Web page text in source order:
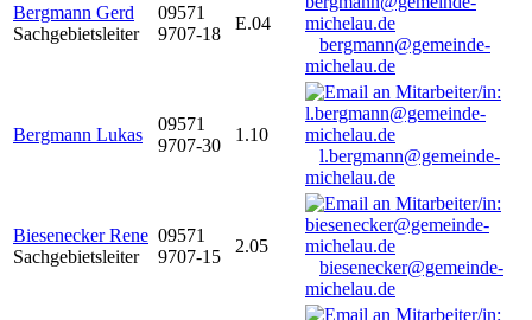
Bergmann Gerd
Sachgebietsleiter
09571
9707-18
E.04
bergmann@gemeinde-
michelau.de
Bergmann Lukas
09571
9707-30
1.10
l.bergmann@gemeinde-
michelau.de
Biesenecker Rene
Sachgebietsleiter
09571
9707-15
2.05
biesenecker@gemeinde-
michelau.de